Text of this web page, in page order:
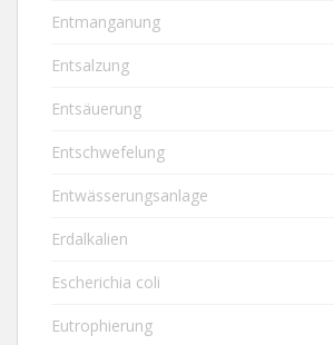
Entmanganung
Entsalzung
Entsäuerung
Entschwefelung
Entwässerungsanlage
Erdalkalien
Escherichia coli
Eutrophierung